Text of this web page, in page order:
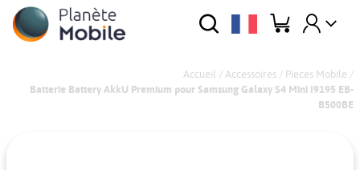
Accueil / Accessoires / Pieces Mobile /
Batterie Battery AkkU Premium pour Samsung Galaxy S4 Mini I9195 EB-
B500BE